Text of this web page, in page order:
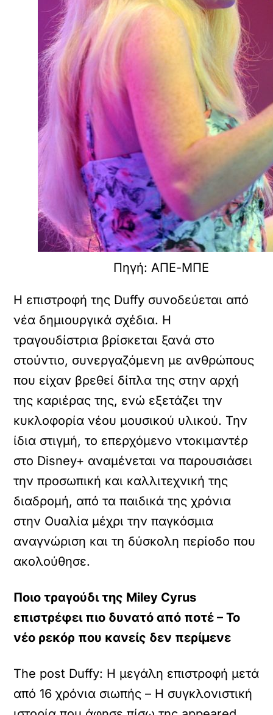
Πηγή: ΑΠΕ-ΜΠΕ
Η επιστροφή της Duffy συνοδεύεται από
νέα δημιουργικά σχέδια. Η
τραγουδίστρια βρίσκεται ξανά στο
στούντιο, συνεργαζόμενη με ανθρώπους
που είχαν βρεθεί δίπλα της στην αρχή
της καριέρας της, ενώ εξετάζει την
κυκλοφορία νέου μουσικού υλικού. Την
ίδια στιγμή, το επερχόμενο ντοκιμαντέρ
στο Disney+ αναμένεται να παρουσιάσει
την προσωπική και καλλιτεχνική της
διαδρομή, από τα παιδικά της χρόνια
στην Ουαλία μέχρι την παγκόσμια
αναγνώριση και τη δύσκολη περίοδο που
ακολούθησε.
Ποιο τραγούδι της Miley Cyrus
επιστρέφει πιο δυνατό από ποτέ – Το
νέο ρεκόρ που κανείς δεν περίμενε
The post Duffy: Η μεγάλη επιστροφή μετά
από 16 χρόνια σιωπής – Η συγκλονιστική